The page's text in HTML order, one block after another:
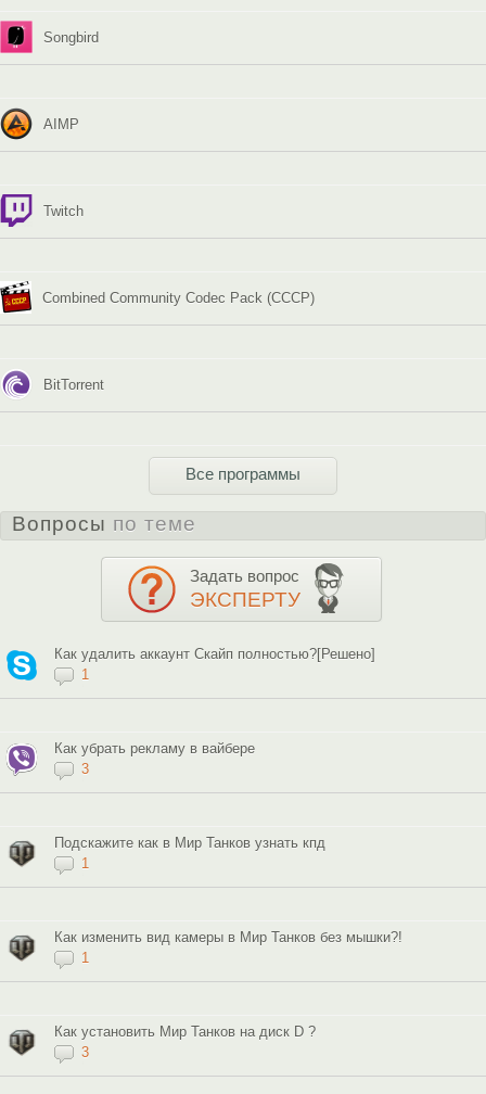
Songbird
AIMP
Twitch
Combined Community Codec Pack (CCCP)
BitTorrent
Все программы
Вопросы по теме
Задать вопрос
ЭКСПЕРТУ
Как удалить аккаунт Скайп полностью?[Решено]
1
Как убрать рекламу в вайбере
3
Подскажите как в Мир Танков узнать кпд
1
Как изменить вид камеры в Мир Танков без мышки?!
1
Как установить Мир Танков на диск D ?
3